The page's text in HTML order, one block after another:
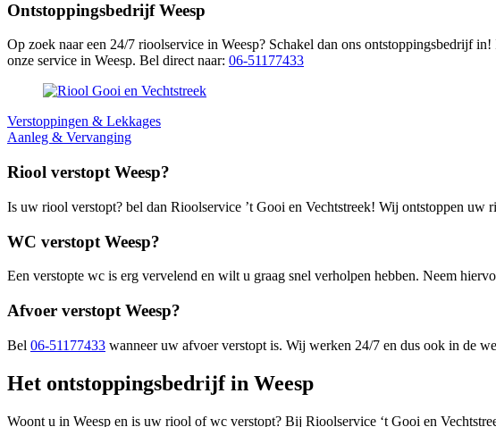
Ontstoppingsbedrijf Weesp
Op zoek naar een 24/7 rioolservice in Weesp? Schakel dan ons ontstoppingsbedrijf
onze service in Weesp. Bel direct naar: 06-51177433
Verstoppingen & Lekkages
Aanleg & Vervanging
Riool verstopt Weesp?
Is uw riool verstopt? bel dan Rioolservice ’t Gooi en Vechtstreek! Wij ontstoppen uw
WC verstopt Weesp?
Een verstopte wc is erg vervelend en wilt u graag snel verholpen hebben. Neem
Afvoer verstopt Weesp?
Bel 06-51177433 wanneer uw afvoer verstopt is. Wij werken 24/7 en dus ook in de
Het ontstoppingsbedrijf in Weesp
Woont u in Weesp en is uw riool of wc verstopt? Bij Rioolservice ‘t Gooi en